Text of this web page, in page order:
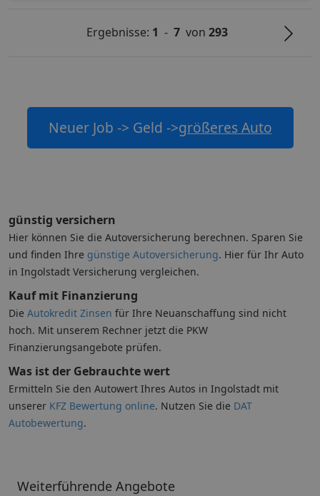
Weiterführende Angebote
Ergebnisse: 1 - 7von 293
Neuer Job -> Geld ->größeres Auto
günstig versichern
Hier können Sie die Autoversicherung berechnen. Sparen Sie
und finden Ihre günstige Autoversicherung. Hier für Ihr Auto
in Ingolstadt Versicherung vergleichen.
Kauf mit Finanzierung
Die Autokredit Zinsen für Ihre Neuanschaffung sind nicht
hoch. Mit unserem Rechner jetzt die PKW
Finanzierungsangebote prüfen.
Was ist der Gebrauchte wert
Ermitteln Sie den Autowert Ihres Autos in Ingolstadt mit
unserer KFZ Bewertung online. Nutzen Sie die DAT
Autobewertung.